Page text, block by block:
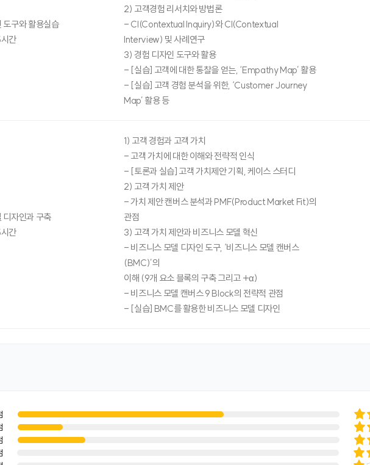
도구와 활용실습
간
2) 고객경험 리서치와 방법론
- CI(Contextual Inquiry)와 CI(Contextual
Interview) 및 사례연구
3) 경험 디자인 도구와 활용
- [실습] 고객에 대한 통찰을 얻는, ‘Empathy Map’ 활용
- [실습] 고객 경험 분석을 위한, ‘Customer Journey
Map’ 활용 등
디자인과 구축
간
1) 고객 경험과 고객 가치
- 고객 가치에 대한 이해와 전략적 인식
- [토론과 실습] 고객 가치제안 기획, 케이스 스터디
2) 고객 가치 제안
- 가치 제안 캔버스 분석과 PMF(Product Market Fit)의
관점
3) 고객 가치 제안과 비즈니스 모델 혁신
- 비즈니스 모델 디자인 도구, ‘비즈니스 모델 캔버스
(BMC)’의
이해 (9개 요소 블록의 구축 그리고 +α)
- 비즈니스 모델 캔버스 9 Block의 전략적 관점
- [실습] BMC를 활용한 비즈니스 모델 디자인